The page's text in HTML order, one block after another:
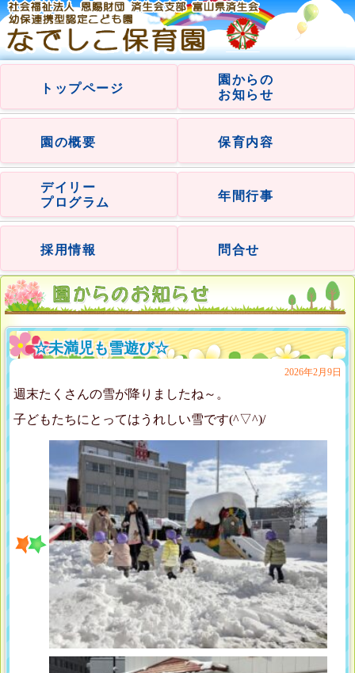
トップページ
園からの
お知らせ
園の概要 保育内容
デイリー
プログラム
年間行事
採用情報 問合せ
☆未満児も雪遊び☆
2026年2月9日
週末たくさんの雪が降りましたね～。
子どもたちにとってはうれしい雪です(^▽^)/